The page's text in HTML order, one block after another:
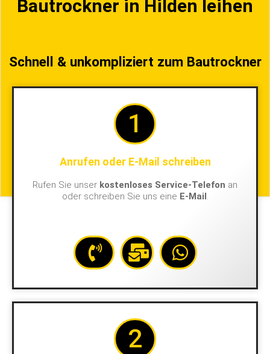
Bautrockner in Hilden leihen
Schnell & unkompliziert zum Bautrockner
1
Anrufen oder E-Mail schreiben
Rufen Sie unser kostenloses Service-Telefon an
oder schreiben Sie uns eine E-Mail.
2